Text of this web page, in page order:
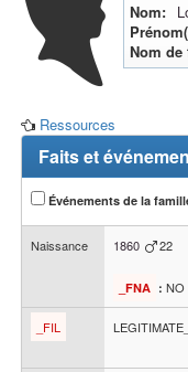
Nom
Nom
Ressources
Faits et
Événements de la
Naissance 1860 22
_FNA : NO
_FIL